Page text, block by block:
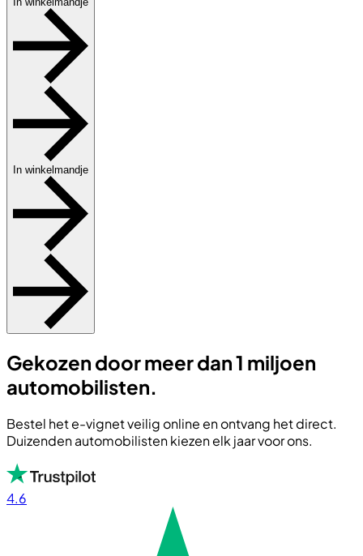
In winkelmandje
Gekozen door meer dan 1 miljoen
automobilisten.
Bestel het e-vignet veilig online en ontvang het direct.
Duizenden automobilisten kiezen elk jaar voor ons.
4.6